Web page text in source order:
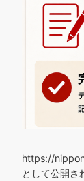
https://
として公開さ